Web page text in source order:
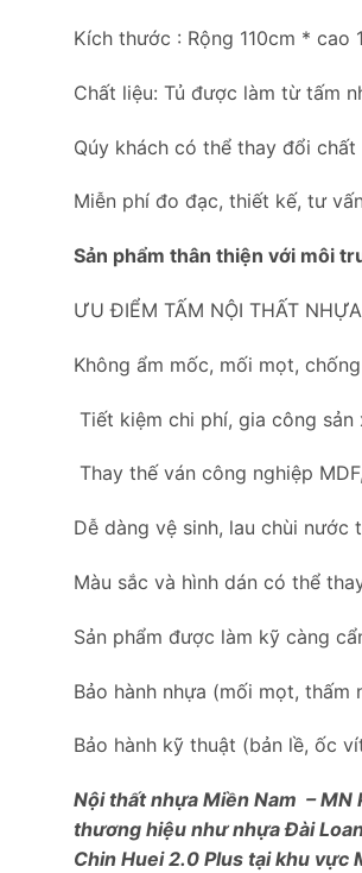
Kích thước : Rộng 110cm * cao
Chất liệu: Tủ được làm từ tấm
Qúy khách có thể thay đổi
Miễn phí đo đạc, thiết kế, tư
Sản phẩm thân thiện với môi
ƯU ĐIỂM TẤM NỘI THẤT
Không ẩm mốc, mối mọt,
Tiết kiệm chi phí, gia công sản
Thay thế ván công nghiệp
Dễ dàng vệ sinh, lau chùi nước
Màu sắc và hình dán có thể
Sản phẩm được làm kỹ càng
Bảo hành nhựa (mối mọt, thấm
Bảo hành kỹ thuật (bản lề, ốc
Nội thất nhựa Miền Nam – MN
thương hiệu như nhựa Đài
Chin Huei 2.0 Plus tại khu vực